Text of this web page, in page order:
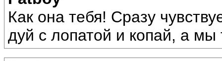
Как она тебя! Сразу
дуй с лопатой и копай, а